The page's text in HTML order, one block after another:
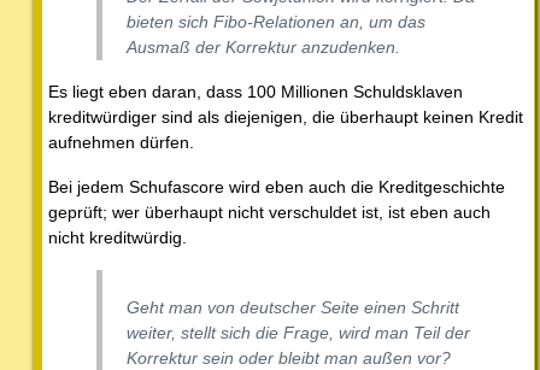
bieten sich Fibo-Relationen an, um das
Ausmaß der Korrektur anzudenken.
Es liegt eben daran, dass 100 Millionen Schuldsklaven
kreditwürdiger sind als diejenigen, die überhaupt keinen Kredit
aufnehmen dürfen.
Bei jedem Schufascore wird eben auch die Kreditgeschichte
geprüft; wer überhaupt nicht verschuldet ist, ist eben auch
nicht kreditwürdig.
Geht man von deutscher Seite einen Schritt
weiter, stellt sich die Frage, wird man Teil der
Korrektur sein oder bleibt man außen vor?